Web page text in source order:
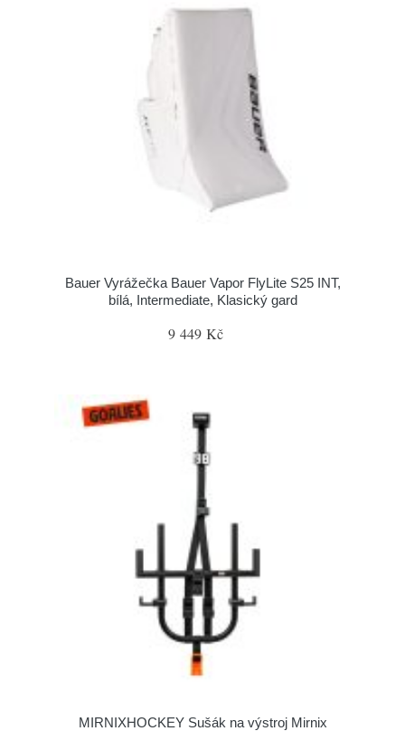
Bauer Vyrážečka Bauer Vapor FlyLite S25 INT,
bílá, Intermediate, Klasický gard
9 449 Kč
MIRNIXHOCKEY Sušák na výstroj Mirnix